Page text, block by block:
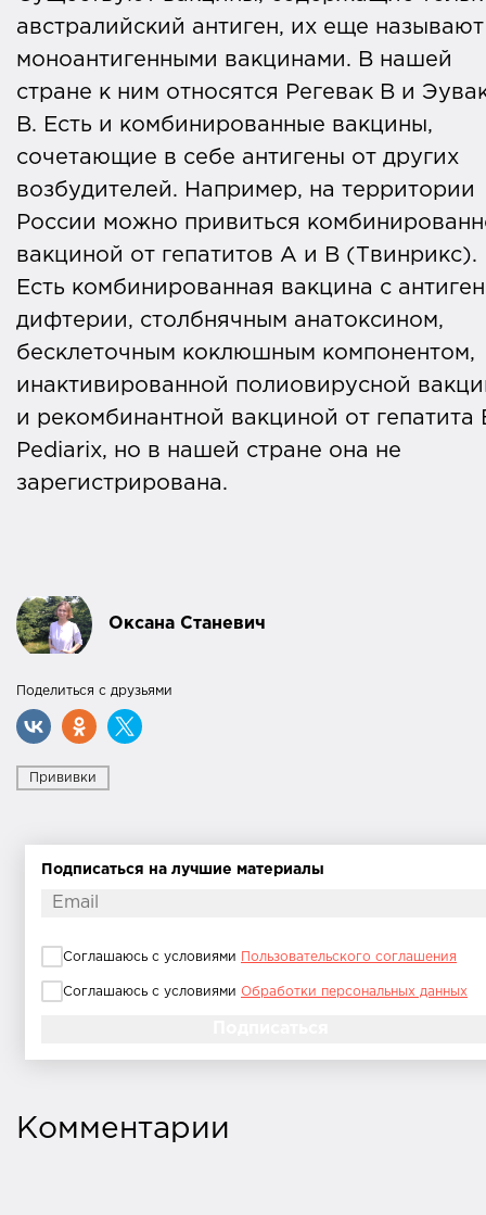
австралийский антиген, их еще называют
моноантигенными вакцинами. В нашей
стране к ним относятся Регевак В и
В. Есть и комбинированные вакцины,
сочетающие в себе антигены от других
возбудителей. Например, на территории
России можно привиться
вакциной от гепатитов А и В (Твинрикс).
Есть комбинированная вакцина с
дифтерии, столбнячным анатоксином,
бесклеточным коклюшным компонентом,
инактивированной полиовирусной
и рекомбинантной вакциной от гепатита
Pediarix, но в нашей стране она не
зарегистрирована.
Оксана Станевич
Поделиться с друзьями
Прививки
Подписаться на лучшие материалы
Соглашаюсь с условиями Пользовательского соглашения
Соглашаюсь с условиями Обработки персональных данных
Комментарии